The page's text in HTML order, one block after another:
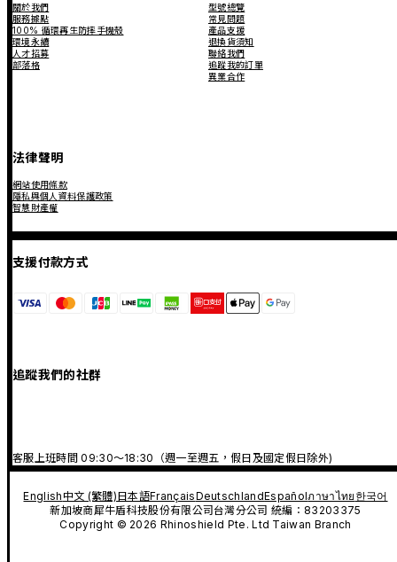
關於我們
服務據點
100% 循環再生防摔手機殼
環境永續
人才招募
部落格
型號總覽
常見問題
產品支援
退換貨須知
聯絡我們
追蹤我的訂單
異業合作
法律聲明
網站使用條款
隱私與個人資料保護政策
智慧財產權
支援付款方式
追蹤我們的社群
客服上班時間 09:30～18:30（週一至週五，假日及國定假日除外)
English中文 (繁體)日本語FrançaisDeutschlandEspañolภาษาไทย 한국어
新加坡商犀牛盾科技股份有限公司台灣分公司 統編：83203375
Copyright © 2026 Rhinoshield Pte. Ltd Taiwan Branch